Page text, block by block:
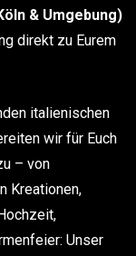
& Umgebung)
direkt zu Eurem
italienischen
wir für Euch
– von
Kreationen,
Unser